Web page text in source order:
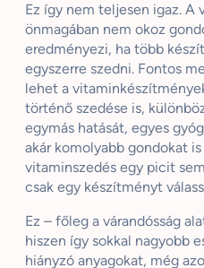
Ez így nem teljesen igaz. A
önmagában nem okoz
eredményezi, ha több
egyszerre szedni. Fontos
lehet a
történő szedése is,
egymás hatását, egyes
akár komolyabb gondokat
vitaminszedés egy picit
csak egy készítményt
Ez – főleg a várandósság
hiszen így sokkal nagyobb
hiányzó anyagokat, még